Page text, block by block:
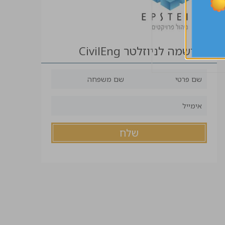
הרשמה לניוזלטר CivilEng